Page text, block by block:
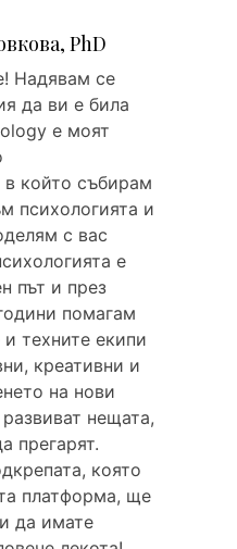
PhD
Надявам се
да ви е била
е моят
който събирам
психологията и
с вас
е
път и през
помагам
техните екипи
креативни и
на нови
нещата,
прегарят.
която
платформа, ще
да имате